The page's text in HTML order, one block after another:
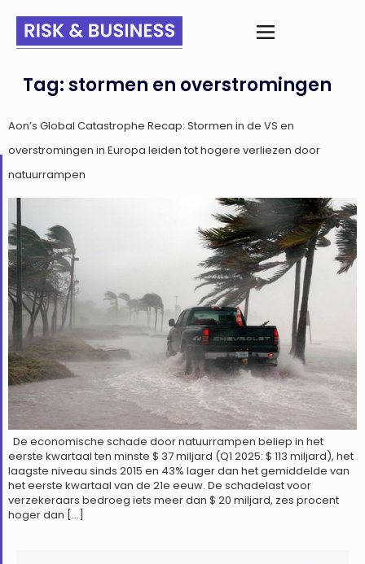
Tag:stormen en overstromingen
Aon’s Global Catastrophe Recap: Stormen in de VS en
overstromingen in Europa leiden tot hogere verliezen door
natuurrampen
De economische schade door natuurrampen beliep in het
eerste kwartaal ten minste $ 37 miljard (Q1 2025: $ 113 miljard), het
laagste niveau sinds 2015 en 43% lager dan het gemiddelde van
het eerste kwartaal van de 21e eeuw. De schadelast voor
verzekeraars bedroeg iets meer dan $ 20 miljard, zes procent
hoger dan […]